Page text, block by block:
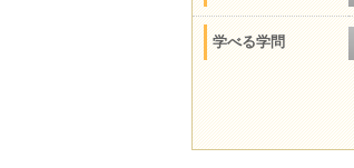
学べる学問